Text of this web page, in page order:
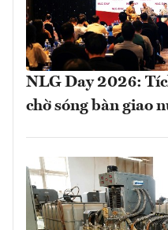
NLG Day 2026:
chờ sóng bàn giao